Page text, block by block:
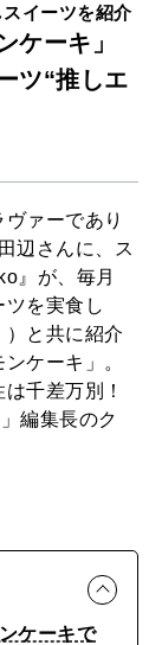
ご褒美旅。」
』
当の歩き方。」
い一流店へ。」
国」
科書。」
。」
イーツを紹介
ケーキ」
ツ“推しエ
ァーであり
辺さんに、ス
』が、毎月
を実食し
と共に紹介
ケーキ」。
千差万別！
編集長のク
ケーキで